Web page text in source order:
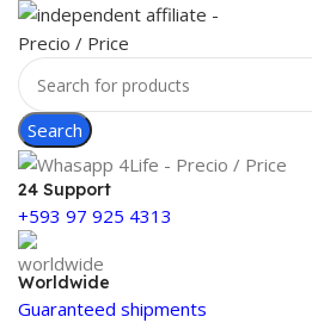
Search
24 Support
+593 97 925 4313
Worldwide
Guaranteed shipments